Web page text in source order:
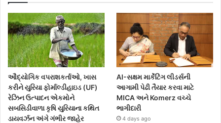
ઔદ્યોગિક વપરાશકર્તાઓ, ખાસ
કરીને યુરિયા ફોર્માલ્ડીહાઇડ (UF)
રેઝિન ઉત્પાદન એકમોને
સબસિડીવાળા કૃષિ યુરિયાના કથિત
ડાયવર્ઝન અંગે ગંભીર જાહેર
AI-સક્ષમ માર્કેટિંગ લીડર્સની
આગામી પેઢી તૈયાર કરવા માટે
MICA અને Komerz વચ્ચે
ભાગીદારી
4 days ago